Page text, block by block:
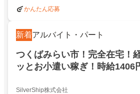
かんたん応募
新着アルバイト・パート
つくばみらい市！完全在宅！
ッとお小遣い稼ぎ！時給1406
SilverShip株式会社